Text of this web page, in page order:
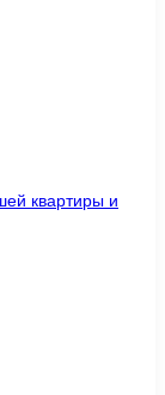
квартиры и